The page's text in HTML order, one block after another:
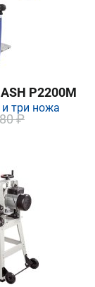
P2200M
три ножа
₽